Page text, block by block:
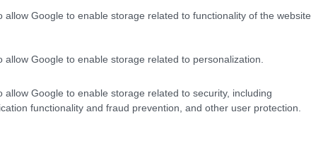
allow Google to enable storage related to functionality of the website
allow Google to enable storage related to personalization.
allow Google to enable storage related to security, including
functionality and fraud prevention, and other user protection.
par un vote communautaire, avec un soutien massif
Cette décision marque la quatrième étape de la
initiée par Pavel Durov.
là, il est conseillé de s’assurer que les wallets et